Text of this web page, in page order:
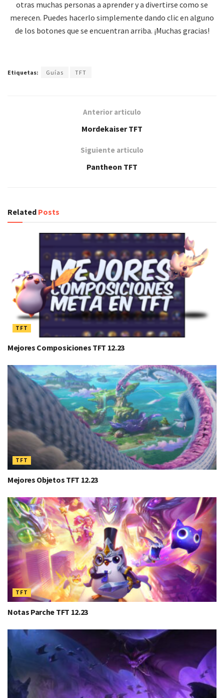
otras muchas personas a aprender y a divertirse como se
merecen. Puedes hacerlo simplemente dando clic en alguno
de los botones que se encuentran arriba. ¡Muchas gracias!
Etiquetas: Guías TFT
Anterior articulo
Mordekaiser TFT
Siguiente articulo
Pantheon TFT
Related Posts
TFT
Mejores Composiciones TFT 12.23
TFT
Mejores Objetos TFT 12.23
TFT
Notas Parche TFT 12.23